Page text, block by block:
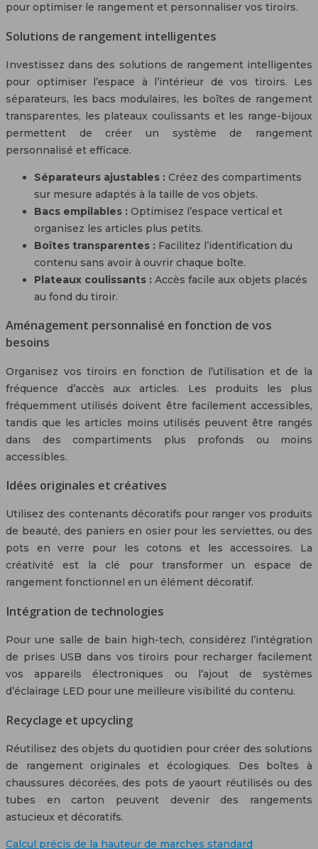
pour optimiser le rangement et personnaliser vos tiroirs.
Solutions de rangement intelligentes
Investissez dans des solutions de rangement intelligentes
pour optimiser l’espace à l’intérieur de vos tiroirs. Les
séparateurs, les bacs modulaires, les boîtes de rangement
transparentes, les plateaux coulissants et les range-bijoux
permettent de créer un système de rangement
personnalisé et efficace.
Séparateurs ajustables : Créez des compartiments
sur mesure adaptés à la taille de vos objets.
Bacs empilables : Optimisez l’espace vertical et
organisez les articles plus petits.
Boîtes transparentes : Facilitez l’identification du
contenu sans avoir à ouvrir chaque boîte.
Plateaux coulissants : Accès facile aux objets placés
au fond du tiroir.
Aménagement personnalisé en fonction de vos
besoins
Organisez vos tiroirs en fonction de l’utilisation et de la
fréquence d’accès aux articles. Les produits les plus
fréquemment utilisés doivent être facilement accessibles,
tandis que les articles moins utilisés peuvent être rangés
dans des compartiments plus profonds ou moins
accessibles.
Idées originales et créatives
Utilisez des contenants décoratifs pour ranger vos produits
de beauté, des paniers en osier pour les serviettes, ou des
pots en verre pour les cotons et les accessoires. La
créativité est la clé pour transformer un espace de
rangement fonctionnel en un élément décoratif.
Intégration de technologies
Pour une salle de bain high-tech, considérez l’intégration
de prises USB dans vos tiroirs pour recharger facilement
vos appareils électroniques ou l’ajout de systèmes
d’éclairage LED pour une meilleure visibilité du contenu.
Recyclage et upcycling
Réutilisez des objets du quotidien pour créer des solutions
de rangement originales et écologiques. Des boîtes à
chaussures décorées, des pots de yaourt réutilisés ou des
tubes en carton peuvent devenir des rangements
astucieux et décoratifs.
Calcul précis de la hauteur de marches standard